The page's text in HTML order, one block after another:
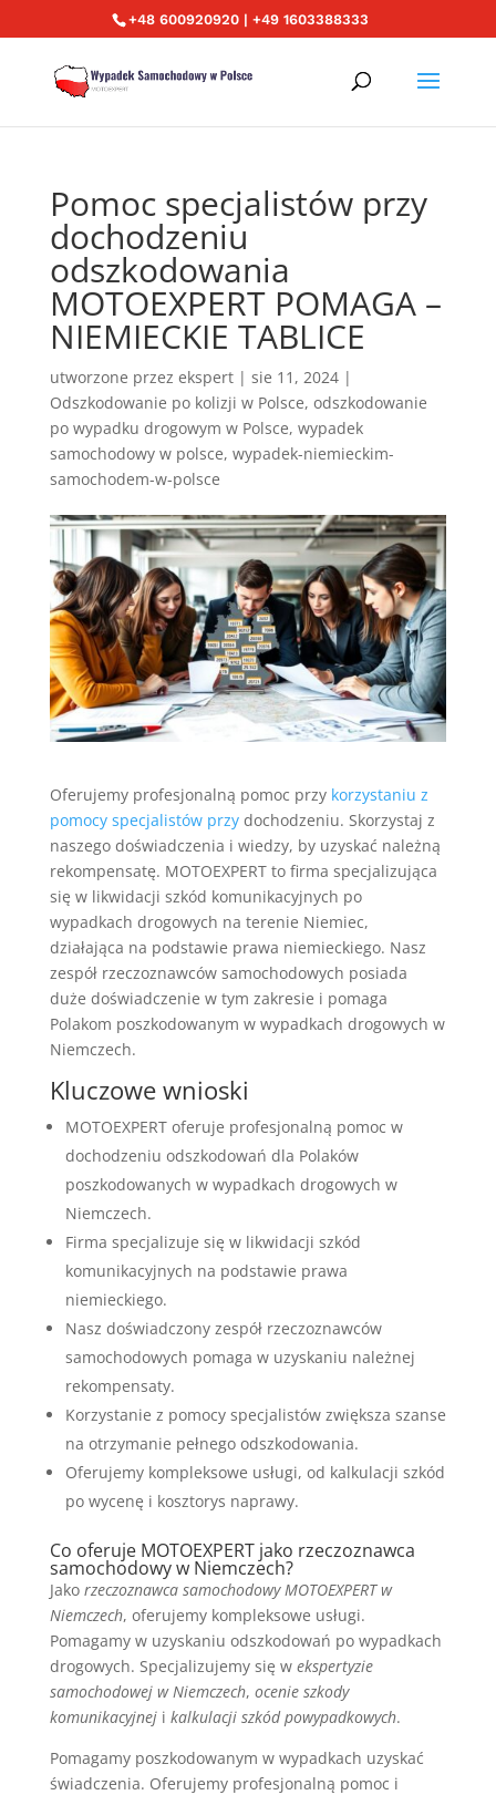
+48 600920920 | +49 1603388333
Pomoc specjalistów przy
dochodzeniu
odszkodowania
MOTOEXPERT POMAGA –
NIEMIECKIE TABLICE
utworzone przez ekspert| sie 11, 2024|
Odszkodowanie po kolizji w Polsce, odszkodowanie
po wypadku drogowym w Polsce, wypadek
samochodowy w polsce, wypadek-niemieckim-
samochodem-w-polsce
Oferujemy profesjonalną pomoc przy korzystaniu z
pomocy specjalistów przydochodzeniu. Skorzystaj z
naszego doświadczenia i wiedzy, by uzyskać należną
rekompensatę. MOTOEXPERT to firma specjalizująca
się w likwidacji szkód komunikacyjnych po
wypadkach drogowych na terenie Niemiec,
działająca na podstawie prawa niemieckiego. Nasz
zespół rzeczoznawców samochodowych posiada
duże doświadczenie w tym zakresie i pomaga
Polakom poszkodowanym w wypadkach drogowych w
Niemczech.
Kluczowe wnioski
MOTOEXPERT oferuje profesjonalną pomoc w
dochodzeniu odszkodowań dla Polaków
poszkodowanych w wypadkach drogowych w
Niemczech.
Firma specjalizuje się w likwidacji szkód
komunikacyjnych na podstawie prawa
niemieckiego.
Nasz doświadczony zespół rzeczoznawców
samochodowych pomaga w uzyskaniu należnej
rekompensaty.
Korzystanie z pomocy specjalistów zwiększa szanse
na otrzymanie pełnego odszkodowania.
Oferujemy kompleksowe usługi, od kalkulacji szkód
po wycenę i kosztorys naprawy.
Co oferuje MOTOEXPERT jako rzeczoznawca
samochodowy w Niemczech?
Jako rzeczoznawca samochodowy MOTOEXPERT w
Niemczech, oferujemy kompleksowe usługi.
Pomagamy w uzyskaniu odszkodowań po wypadkach
drogowych. Specjalizujemy się w ekspertyzie
samochodowej w Niemczech, ocenie szkody
komunikacyjneji kalkulacji szkód powypadkowych.
Pomagamy poszkodowanym w wypadkach uzyskać
świadczenia. Oferujemy profesjonalną pomoc i